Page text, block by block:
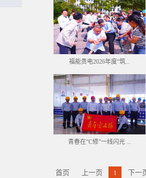
福能贵电2026年度“筑...
青春在“C修”一线闪光 ...
首页 上一页 1 下一